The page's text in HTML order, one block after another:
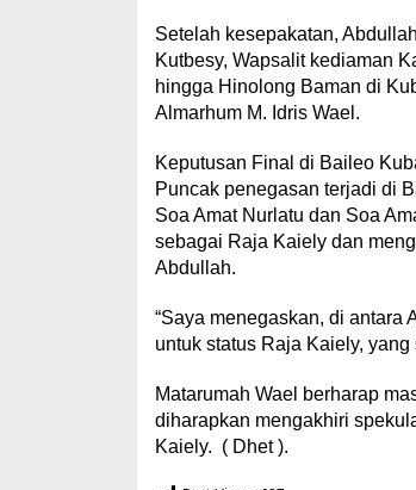
Setelah kesepakatan,
Kutbesy, Wapsalit kediaman
hingga Hinolong Baman di
Almarhum M. Idris Wael.
Keputusan Final di Baileo
Puncak penegasan terjadi di
Soa Amat Nurlatu dan Soa
sebagai Raja Kaiely dan
Abdullah.
“Saya menegaskan, di antara
untuk status Raja Kaiely,
Matarumah Wael berharap
diharapkan mengakhiri
Kaiely. ( Dhet ).